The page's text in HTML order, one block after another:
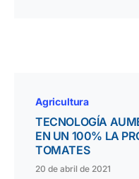
Agricultura
TECNOLOGÍA
EN UN 100% LA
TOMATES
20 de abril de 2021